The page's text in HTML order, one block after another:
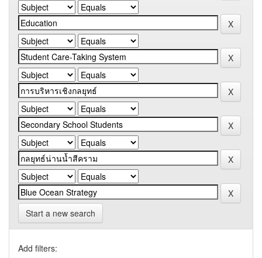
Start a new search
Add filters: